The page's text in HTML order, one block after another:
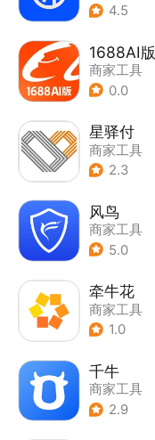
4.5
1688AI版
商家工具
0.0
星驿付
商家工具
2.3
风鸟
商家工具
5.0
牵牛花
商家工具
1.0
千牛
商家工具
2.9